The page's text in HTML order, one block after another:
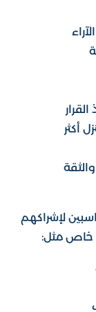
أكثر
لإشراكهم
خاص مثل: